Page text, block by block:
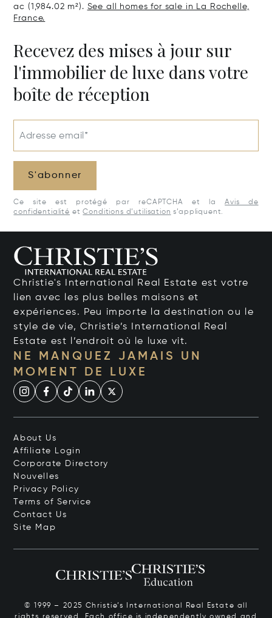
ac (1,984.02 m²). See all homes for sale in La Rochelle,
France.
Recevez des mises à jour sur
l'immobilier de luxe dans votre
boîte de réception
Adresse email*
S'abonner
Ce site est protégé par reCAPTCHA et la
Avis de
confidentialité etConditions d’utilisation s’appliquent.
Christie's International Real Estate est votre
lien avec les plus belles maisons et
expériences. Peu importe la destination ou le
style de vie, Christie’s International Real
Estate est l’endroit où le luxe vit.
NE MANQUEZ JAMAIS UN
MOMENT DE LUXE
About Us
Affiliate Login
Corporate Directory
Nouvelles
Privacy Policy
Terms of Service
Contact Us
Site Map
© 1999 – 2025 Christie’s International Real Estate all